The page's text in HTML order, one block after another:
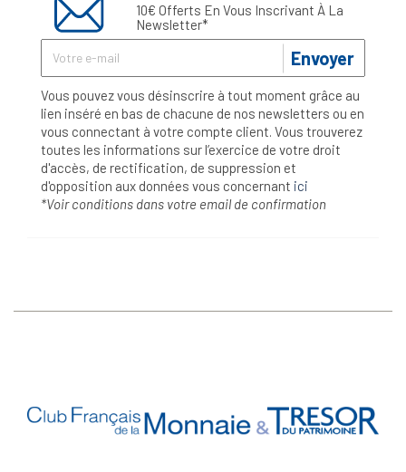
10€ Offerts En Vous Inscrivant À La
Newsletter*
Envoyer
Vous pouvez vous désinscrire à tout moment grâce au
lien inséré en bas de chacune de nos newsletters ou en
vous connectant à votre compte client. Vous trouverez
toutes les informations sur l’exercice de votre droit
d'accès, de rectification, de suppression et
d'opposition aux données vous concernant ici
*Voir conditions dans votre email de confirmation